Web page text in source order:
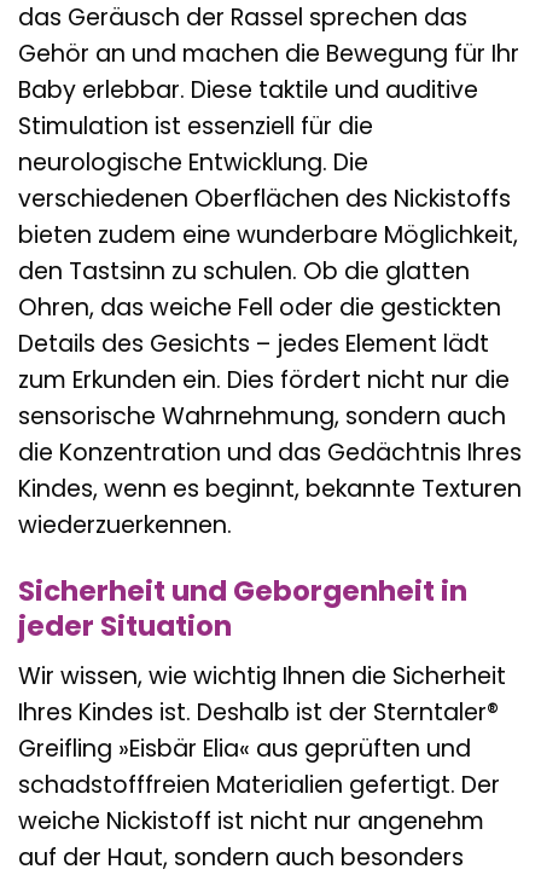
das Geräusch der Rassel sprechen das
Gehör an und machen die Bewegung für Ihr
Baby erlebbar. Diese taktile und auditive
Stimulation ist essenziell für die
neurologische Entwicklung. Die
verschiedenen Oberflächen des Nickistoffs
bieten zudem eine wunderbare Möglichkeit,
den Tastsinn zu schulen. Ob die glatten
Ohren, das weiche Fell oder die gestickten
Details des Gesichts – jedes Element lädt
zum Erkunden ein. Dies fördert nicht nur die
sensorische Wahrnehmung, sondern auch
die Konzentration und das Gedächtnis Ihres
Kindes, wenn es beginnt, bekannte Texturen
wiederzuerkennen.
Sicherheit und Geborgenheit in
jeder Situation
Wir wissen, wie wichtig Ihnen die Sicherheit
Ihres Kindes ist. Deshalb ist der Sterntaler®
Greifling »Eisbär Elia« aus geprüften und
schadstofffreien Materialien gefertigt. Der
weiche Nickistoff ist nicht nur angenehm
auf der Haut, sondern auch besonders